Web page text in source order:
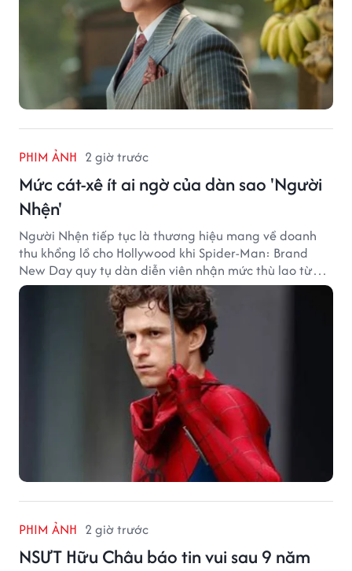
PHIM ẢNH 2 giờ trước
Mức cát-xê ít ai ngờ của dàn sao 'Người
Nhện'
Người Nhện tiếp tục là thương hiệu mang về doanh
thu khổng lồ cho Hollywood khi Spider-Man: Brand
New Day quy tụ dàn diễn viên nhận mức thù lao từ
hàng chục đến hàng trăm tỷ đồng. Thành công phòng
vé của bộ phim cũng giúp nhiều ngôi sao sở hữu khoản
thu nhập đáng mơ ước.
PHIM ẢNH 2 giờ trước
NSƯT Hữu Châu báo tin vui sau 9 năm